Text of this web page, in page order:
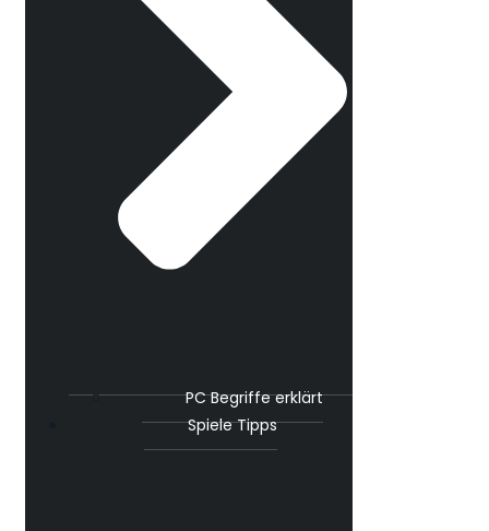
PC Begriffe erklärt
Spiele Tipps